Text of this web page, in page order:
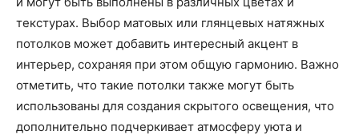
текстурах. Выбор матовых или глянцевых натяжных
потолков может добавить интересный акцент в
интерьер, сохраняя при этом общую гармонию. Важно
отметить, что такие потолки также могут быть
использованы для создания скрытого освещения, что
дополнительно подчеркивает атмосферу уюта и